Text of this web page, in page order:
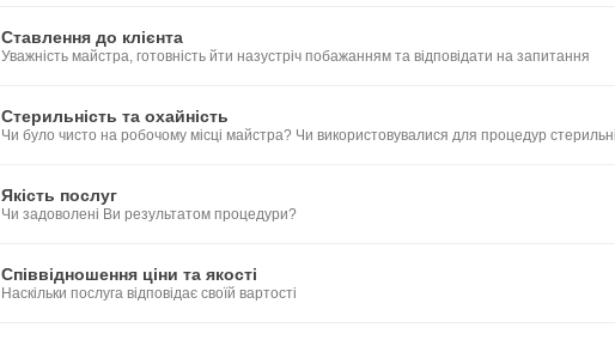
Ставлення до клієнта
Уважність майстра, готовність йти назустріч побажанням та відповідати на запитання
Стерильність та охайність
Чи було чисто на робочому місці майстра? Чи використовувалися для процедур
Якість послуг
Чи задоволені Ви результатом процедури?
Співвідношення ціни та якості
Наскільки послуга відповідає своїй вартості